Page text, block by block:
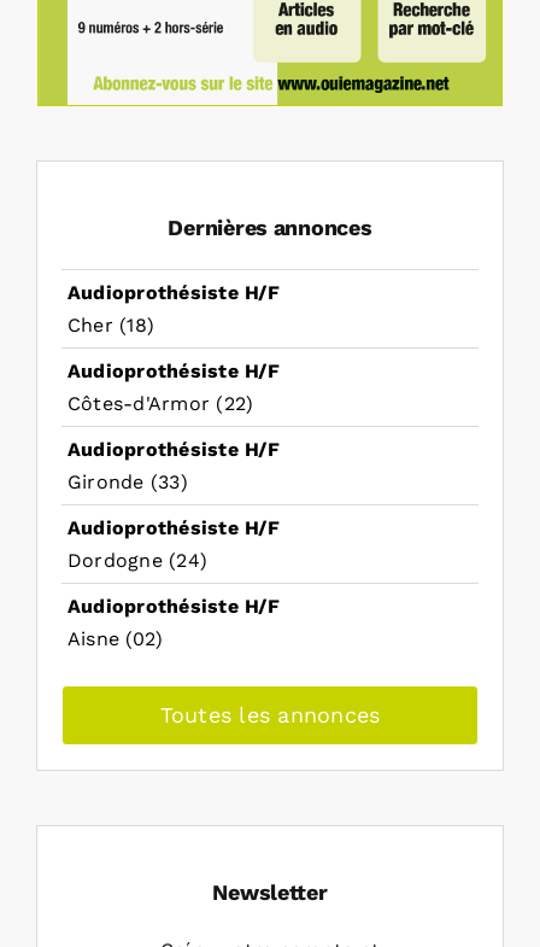
Dernières annonces
Audioprothésiste H/F
Cher (18)
Audioprothésiste H/F
Côtes-d'Armor (22)
Audioprothésiste H/F
Gironde (33)
Audioprothésiste H/F
Dordogne (24)
Audioprothésiste H/F
Aisne (02)
Toutes les annonces
Newsletter